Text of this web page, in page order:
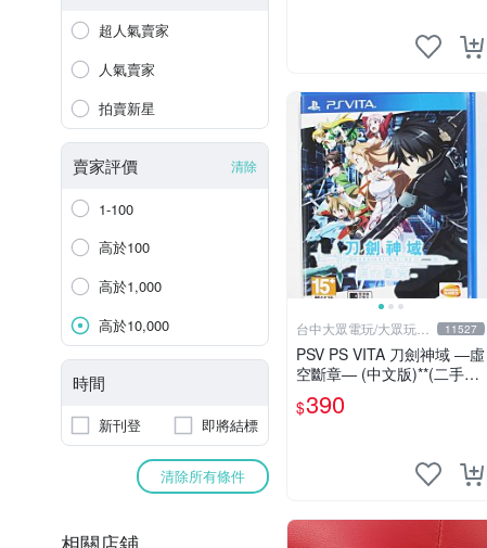
超人氣賣家
人氣賣家
拍賣新星
賣家評價 清除
1-100
高於100
高於1,000
高於10,000
時間
新刊登 即將結標
清除所有條件
台中大眾電玩/大眾玩具
店
11527
PSV PS VITA 刀劍神域 ―虛
空斷章― (中文版)**(二手商
品)【台中大眾電玩】
$390